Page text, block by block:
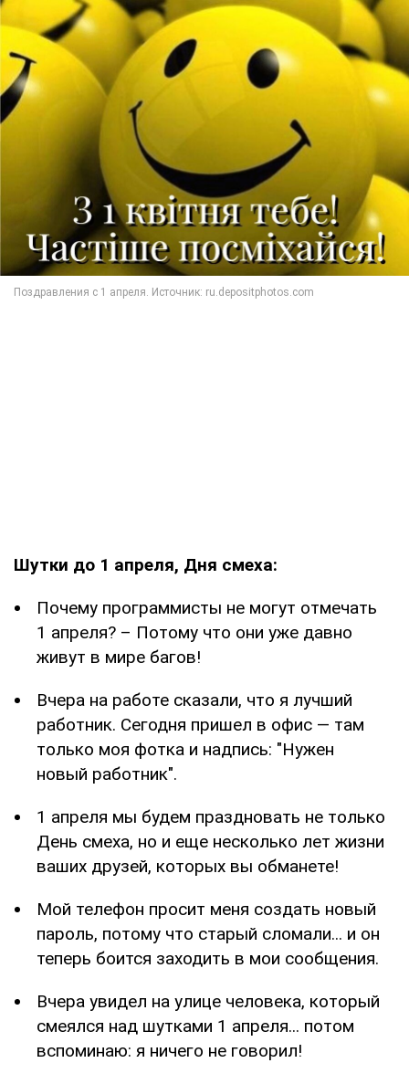
Шутки до 1 апреля, Дня смеха:
Почему программисты не могут отмечать
1 апреля? – Потому что они уже давно
живут в мире багов!
Вчера на работе сказали, что я лучший
работник. Сегодня пришел в офис — там
только моя фотка и надпись: "Нужен
новый работник".
1 апреля мы будем праздновать не только
День смеха, но и еще несколько лет жизни
ваших друзей, которых вы обманете!
Мой телефон просит меня создать новый
пароль, потому что старый сломали... и он
теперь боится заходить в мои сообщения.
Вчера увидел на улице человека, который
смеялся над шутками 1 апреля... потом
вспоминаю: я ничего не говорил!